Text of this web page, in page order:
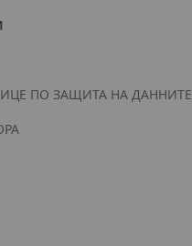
ПО ЗАЩИТА НА ДАННИТЕ